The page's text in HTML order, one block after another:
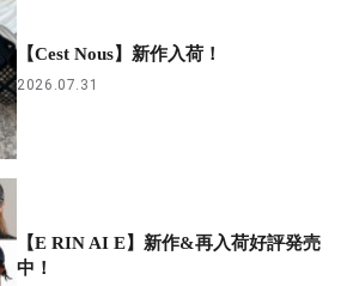
【Cest Nous】新作入荷！
2026.07.31
【E RIN AI E】新作&再入荷好評発売
中！